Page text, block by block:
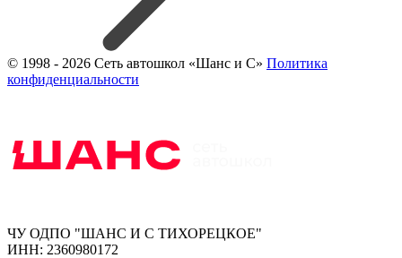
© 1998 - 2026 Сеть автошкол «Шанс и С» Политика
конфиденциальности
ЧУ ОДПО "ШАНС И С ТИХОРЕЦКОЕ"
ИНН: 2360980172